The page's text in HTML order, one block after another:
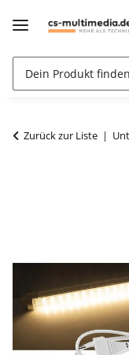
Zurück zur Liste